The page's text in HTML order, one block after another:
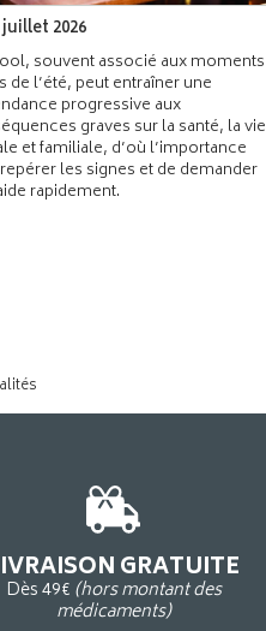
juillet 2026
souvent associé aux moments
de l’été, peut entraîner une
progressive aux
graves sur la santé, la vie
et familiale, d’où l’importance
repérer les signes et de demander
rapidement.
GRATUITE
Dès 49€ (hors montant des
médicaments)